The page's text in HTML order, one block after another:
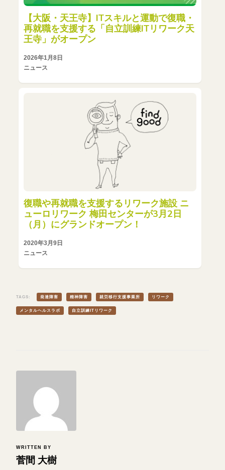
【大阪・天王寺】ITスキルと運動で復職・
再就職を支援する「自立訓練ITリワーク天
王寺」がオープン
2026年1月8日
ニュース
復職や再就職を支援するリワーク施設 ニ
ューロリワーク 梅田センターが3月2日
（月）にグランドオープン！
2020年3月9日
ニュース
TAGS: 発達障害 精神障害 就労移行支援事業所 リワーク
メンタルヘルスラボ 自立訓練ITリワーク
WRITTEN BY
菅間 大樹